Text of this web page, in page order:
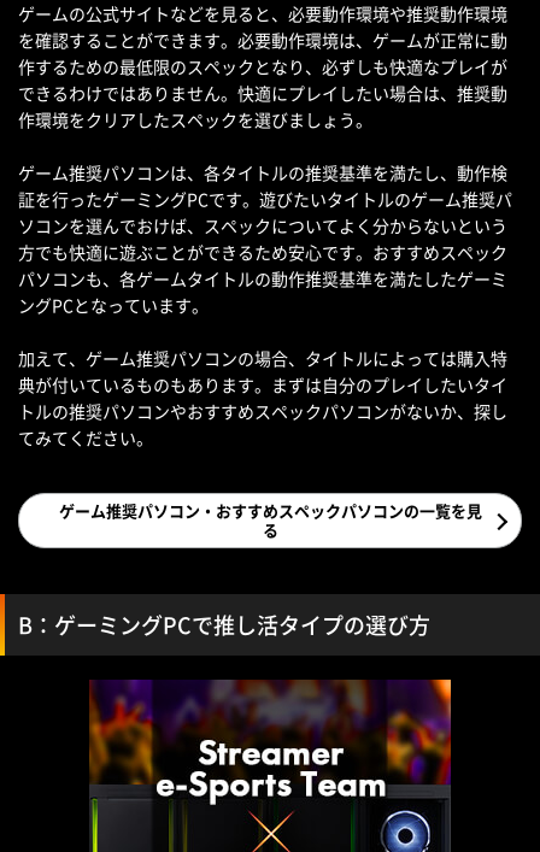
ゲームの公式サイトなどを見ると、必要動作環境や推奨動作環境
を確認することができます。必要動作環境は、ゲームが正常に動
作するための最低限のスペックとなり、必ずしも快適なプレイが
できるわけではありません。快適にプレイしたい場合は、推奨動
作環境をクリアしたスペックを選びましょう。
ゲーム推奨パソコンは、各タイトルの推奨基準を満たし、動作検
証を行ったゲーミングPCです。遊びたいタイトルのゲーム推奨パ
ソコンを選んでおけば、スペックについてよく分からないという
方でも快適に遊ぶことができるため安心です。おすすめスペック
パソコンも、各ゲームタイトルの動作推奨基準を満たしたゲーミ
ングPCとなっています。
加えて、ゲーム推奨パソコンの場合、タイトルによっては購入特
典が付いているものもあります。まずは自分のプレイしたいタイ
トルの推奨パソコンやおすすめスペックパソコンがないか、探し
てみてください。
ゲーム推奨パソコン・おすすめスペックパソコンの一覧を見
る
B：ゲーミングPCで推し活タイプの選び方